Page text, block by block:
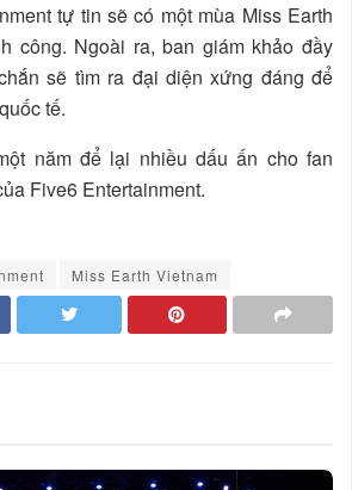
tự tin sẽ có một mùa Miss Earth
công. Ngoài ra, ban giám khảo đầy
sẽ tìm ra đại diện xứng đáng để
tế.
năm để lại nhiều dấu ấn cho fan
Five6 Entertainment.
Miss Earth Vietnam